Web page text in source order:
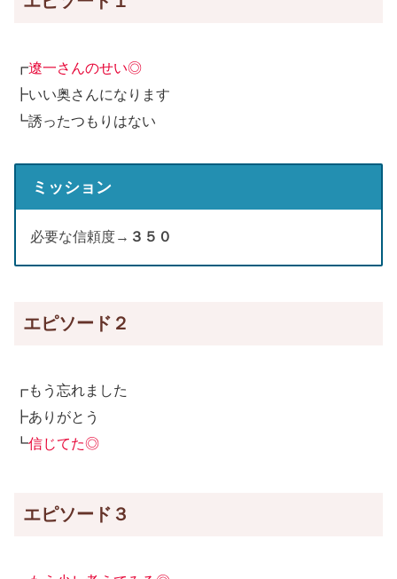
┏遼一さんのせい◎
┣いい奥さんになります
┗誘ったつもりはない
ミッション
必要な信頼度→ ３５０
エピソード２
┏もう忘れました
┣ありがとう
┗信じてた◎
エピソード３